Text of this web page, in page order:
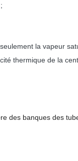
la vapeur
thermique de la
des banques des